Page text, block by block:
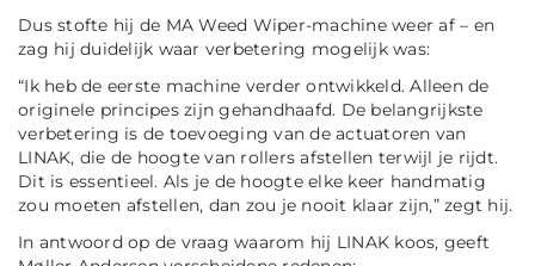
Dus stofte hij de MA Weed Wiper-machine weer af – en
zag hij duidelijk waar verbetering mogelijk was:
“Ik heb de eerste machine verder ontwikkeld. Alleen de
originele principes zijn gehandhaafd. De belangrijkste
verbetering is de toevoeging van de actuatoren van
LINAK, die de hoogte van rollers afstellen terwijl je rijdt.
Dit is essentieel. Als je de hoogte elke keer handmatig
zou moeten afstellen, dan zou je nooit klaar zijn,” zegt hij.
In antwoord op de vraag waarom hij LINAK koos, geeft